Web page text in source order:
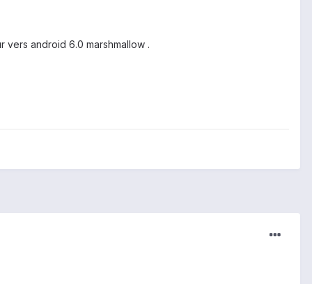
vers android 6.0 marshmallow .